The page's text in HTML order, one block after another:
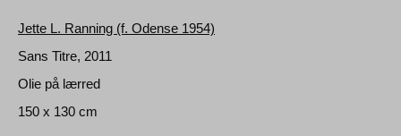
Jette L. Ranning (f. Odense 1954)
Sans Titre, 2011
Olie på lærred
150 x 130 cm